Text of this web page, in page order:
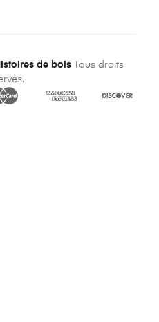
de bois Tous droits